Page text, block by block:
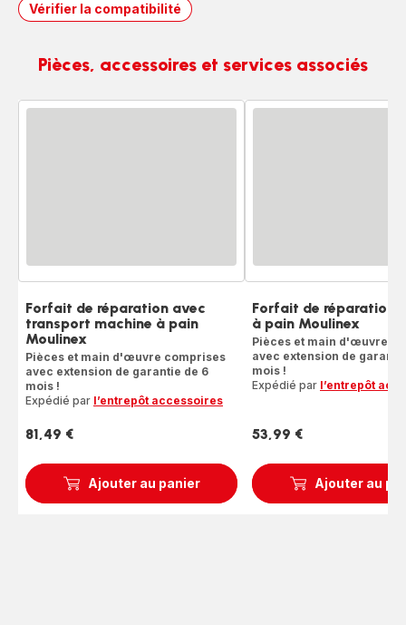
Vérifier la compatibilité
Pièces, accessoires et services associés
Ajouter au panier
Forfait de réparation avec
transport machine à pain
Moulinex
Pièces et main d'œuvre comprises
avec extension de garantie de 6
mois !
Expédié par l’entrepôt accessoires
Prix
81,49 €
Ajouter au
Forfait de réparation
à pain Moulinex
Pièces et main d'œuvre
avec extension de
mois !
Expédié par l’entrepôt
Prix
53,99 €